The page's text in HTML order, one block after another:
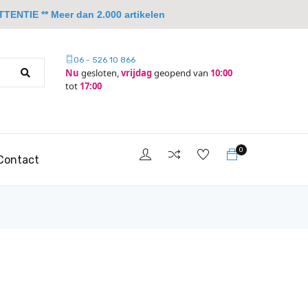
06 - 526 10 866
Nu gesloten, vrijdaggeopend van 10:00
tot 17:00
0
** Meer dan 2.000 artikelen